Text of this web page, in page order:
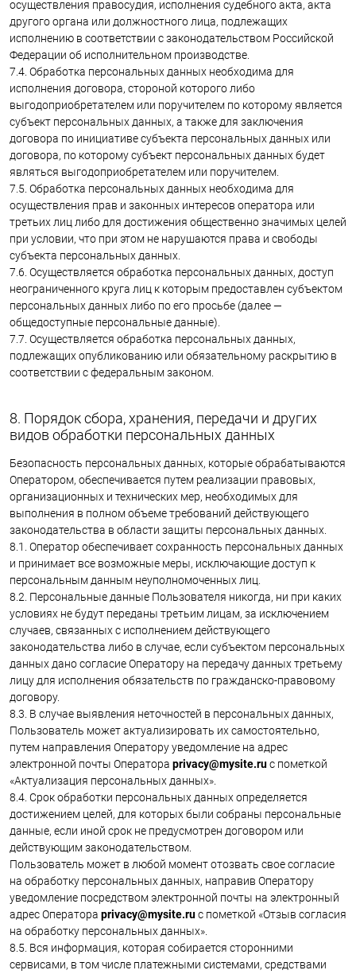
осуществления правосудия, исполнения судебного акта, акта
другого органа или должностного лица, подлежащих
исполнению в соответствии с законодательством Российской
Федерации об исполнительном производстве.
7.4. Обработка персональных данных необходима для
исполнения договора, стороной которого либо
выгодоприобретателем или поручителем по которому является
субъект персональных данных, а также для заключения
договора по инициативе субъекта персональных данных или
договора, по которому субъект персональных данных будет
являться выгодоприобретателем или поручителем.
7.5. Обработка персональных данных необходима для
осуществления прав и законных интересов оператора или
третьих лиц либо для достижения общественно значимых целей
при условии, что при этом не нарушаются права и свободы
субъекта персональных данных.
7.6. Осуществляется обработка персональных данных, доступ
неограниченного круга лиц к которым предоставлен субъектом
персональных данных либо по его просьбе (далее —
общедоступные персональные данные).
7.7. Осуществляется обработка персональных данных,
подлежащих опубликованию или обязательному раскрытию в
соответствии с федеральным законом.
8. Порядок сбора, хранения, передачи и других
видов обработки персональных данных
Безопасность персональных данных, которые обрабатываются
Оператором, обеспечивается путем реализации правовых,
организационных и технических мер, необходимых для
выполнения в полном объеме требований действующего
законодательства в области защиты персональных данных.
8.1. Оператор обеспечивает сохранность персональных данных
и принимает все возможные меры, исключающие доступ к
персональным данным неуполномоченных лиц.
8.2. Персональные данные Пользователя никогда, ни при каких
условиях не будут переданы третьим лицам, за исключением
случаев, связанных с исполнением действующего
законодательства либо в случае, если субъектом персональных
данных дано согласие Оператору на передачу данных третьему
лицу для исполнения обязательств по гражданско-правовому
договору.
8.3. В случае выявления неточностей в персональных данных,
Пользователь может актуализировать их самостоятельно,
путем направления Оператору уведомление на адрес
электронной почты Оператора privacy@mysite.ruс пометкой
«Актуализация персональных данных».
8.4. Срок обработки персональных данных определяется
достижением целей, для которых были собраны персональные
данные, если иной срок не предусмотрен договором или
действующим законодательством.
Пользователь может в любой момент отозвать свое согласие
на обработку персональных данных, направив Оператору
уведомление посредством электронной почты на электронный
адрес Оператора privacy@mysite.ruс пометкой «Отзыв согласия
на обработку персональных данных».
8.5. Вся информация, которая собирается сторонними
сервисами, в том числе платежными системами, средствами